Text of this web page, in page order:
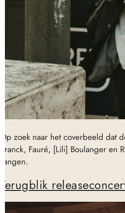
Op zoek naar het coverbeeld dat
Franck, Fauré, [Lili] Boulanger en
vangen.
Terugblik